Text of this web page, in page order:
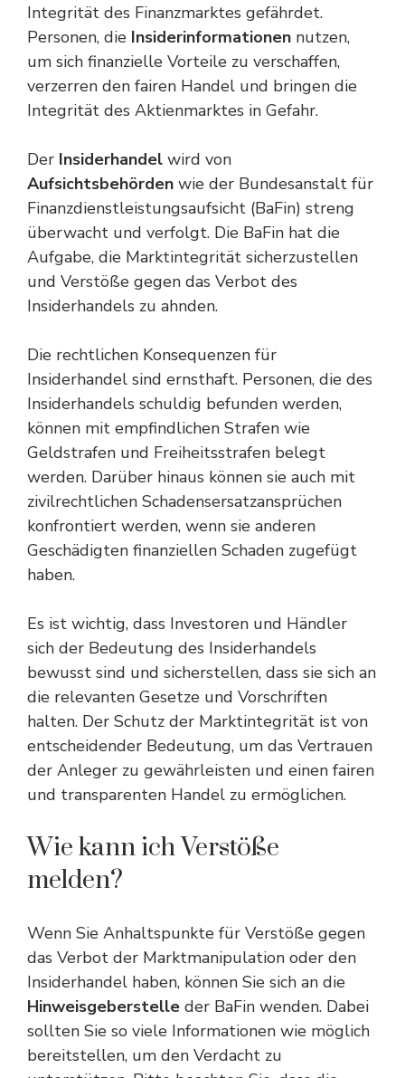
Integrität des Finanzmarktes gefährdet.
Personen, die Insiderinformationen nutzen,
um sich finanzielle Vorteile zu verschaffen,
verzerren den fairen Handel und bringen die
Integrität des Aktienmarktes in Gefahr.
Der Insiderhandel wird von
Aufsichtsbehörden wie der Bundesanstalt für
Finanzdienstleistungsaufsicht (BaFin) streng
überwacht und verfolgt. Die BaFin hat die
Aufgabe, die Marktintegrität sicherzustellen
und Verstöße gegen das Verbot des
Insiderhandels zu ahnden.
Die rechtlichen Konsequenzen für
Insiderhandel sind ernsthaft. Personen, die des
Insiderhandels schuldig befunden werden,
können mit empfindlichen Strafen wie
Geldstrafen und Freiheitsstrafen belegt
werden. Darüber hinaus können sie auch mit
zivilrechtlichen Schadensersatzansprüchen
konfrontiert werden, wenn sie anderen
Geschädigten finanziellen Schaden zugefügt
haben.
Es ist wichtig, dass Investoren und Händler
sich der Bedeutung des Insiderhandels
bewusst sind und sicherstellen, dass sie sich an
die relevanten Gesetze und Vorschriften
halten. Der Schutz der Marktintegrität ist von
entscheidender Bedeutung, um das Vertrauen
der Anleger zu gewährleisten und einen fairen
und transparenten Handel zu ermöglichen.
Wie kann ich Verstöße
melden?
Wenn Sie Anhaltspunkte für Verstöße gegen
das Verbot der Marktmanipulation oder den
Insiderhandel haben, können Sie sich an die
Hinweisgeberstelle der BaFin wenden. Dabei
sollten Sie so viele Informationen wie möglich
bereitstellen, um den Verdacht zu